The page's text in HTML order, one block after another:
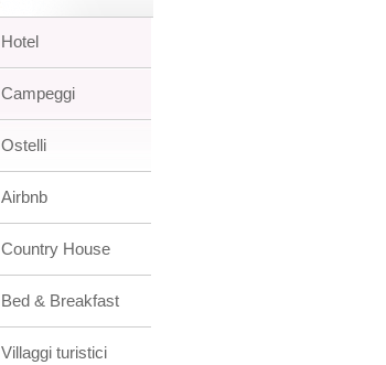
Hotel
Campeggi
Ostelli
Airbnb
Country House
Bed & Breakfast
Villaggi turistici